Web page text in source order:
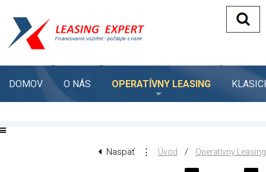
DOMOV O NÁS OPERATÍVNY LEASING
Naspäť ⋮ Úvod / Operatívny Leasing